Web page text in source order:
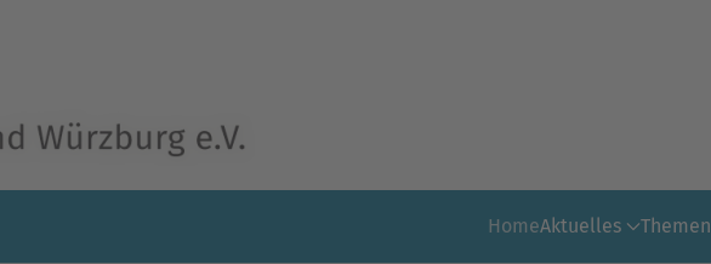
HomeAktuelles Themen